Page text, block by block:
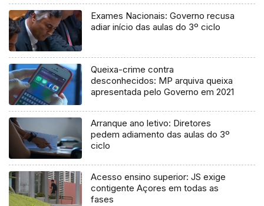
Exames Nacionais: Governo recusa
adiar início das aulas do 3º ciclo
Queixa-crime contra
desconhecidos: MP arquiva queixa
apresentada pelo Governo em 2021
Arranque ano letivo: Diretores
pedem adiamento das aulas do 3º
ciclo
Acesso ensino superior: JS exige
contigente Açores em todas as
fases